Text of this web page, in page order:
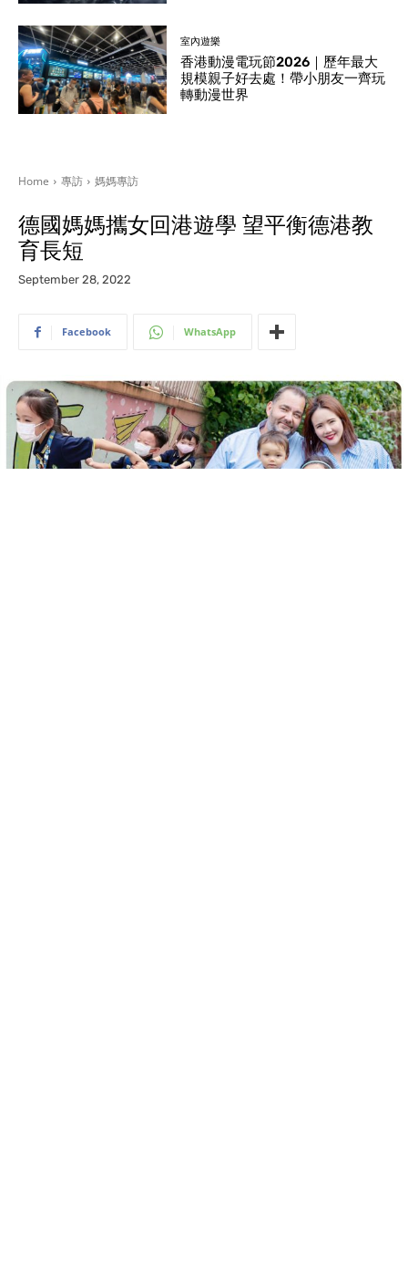
室內遊樂
香港動漫電玩節2026｜歷年最大
規模親子好去處！帶小朋友一齊玩
轉動漫世界